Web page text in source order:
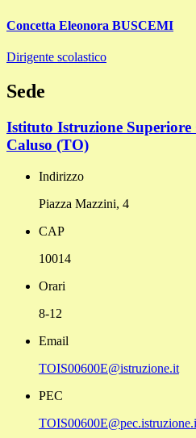
Concetta Eleonora BUSCEMI
Dirigente scolastico
Sede
Istituto Istruzione
Caluso (TO)
Indirizzo
Piazza Mazzini, 4
CAP
10014
Orari
8-12
Email
TOIS00600E@istruzione.it
PEC